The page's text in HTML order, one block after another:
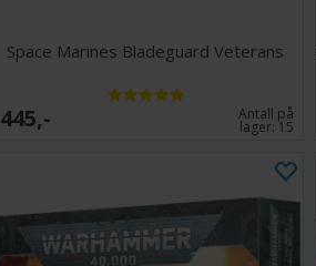
Space Marines Bladeguard Veterans
445,- Antall på
lager: 15